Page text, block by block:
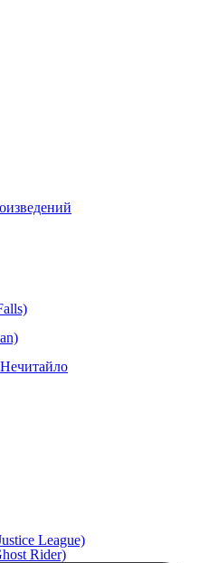
League)
Rider)